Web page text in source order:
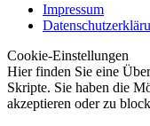
Impressum
Cookie-Einstellungen
Hier finden Sie eine
Skripte. Sie haben die
akzeptieren oder zu